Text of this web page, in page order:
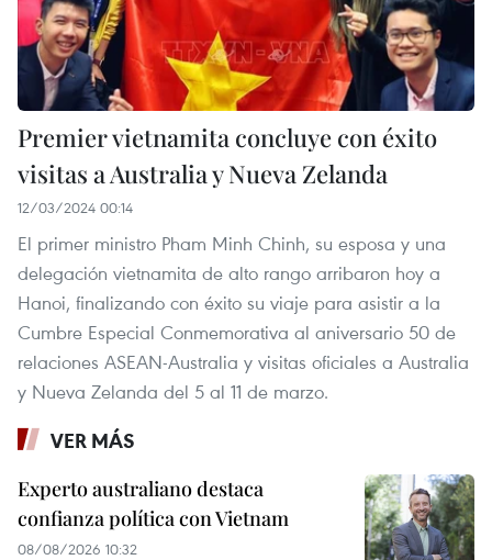
Premier vietnamita concluye con éxito
visitas a Australia y Nueva Zelanda
12/03/2024 00:14
El primer ministro Pham Minh Chinh, su esposa y una
delegación vietnamita de alto rango arribaron hoy a
Hanoi, finalizando con éxito su viaje para asistir a la
Cumbre Especial Conmemorativa al aniversario 50 de
relaciones ASEAN-Australia y visitas oficiales a Australia
y Nueva Zelanda del 5 al 11 de marzo.
VER MÁS
Experto australiano destaca
confianza política con Vietnam
08/08/2026 10:32